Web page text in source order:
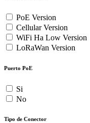
PoE Version
Cellular Version
WiFi Ha Low Version
LoRaWan Version
Puerto PoE
Si
No
Tipo de Conector